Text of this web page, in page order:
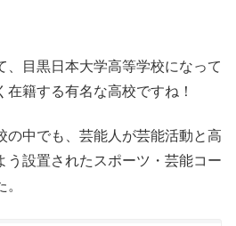
、目黒日本大学高等学校になって
籍する有名な高校ですね！
の中でも、芸能人が芸能活動と高
う設置されたスポーツ・芸能コー